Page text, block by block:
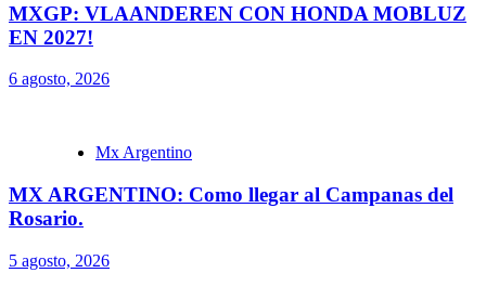
MXGP: VLAANDEREN CON HONDA MOBLUZ
EN 2027!
6 agosto, 2026
Mx Argentino
MX ARGENTINO: Como llegar al Campanas del
Rosario.
5 agosto, 2026